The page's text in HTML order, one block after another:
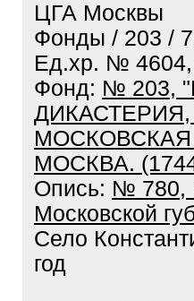
ЦГА Москвы
Фонды / 203 /
Ед.хр. № 4604,
Фонд: № 203,
ДИКАСТЕРИЯ,
МОСКВА.
Опись: № 780,
Московской
Село
год